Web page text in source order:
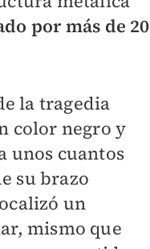
por más de 20
la tragedia
color negro y
unos cuantos
su brazo
un
mismo que